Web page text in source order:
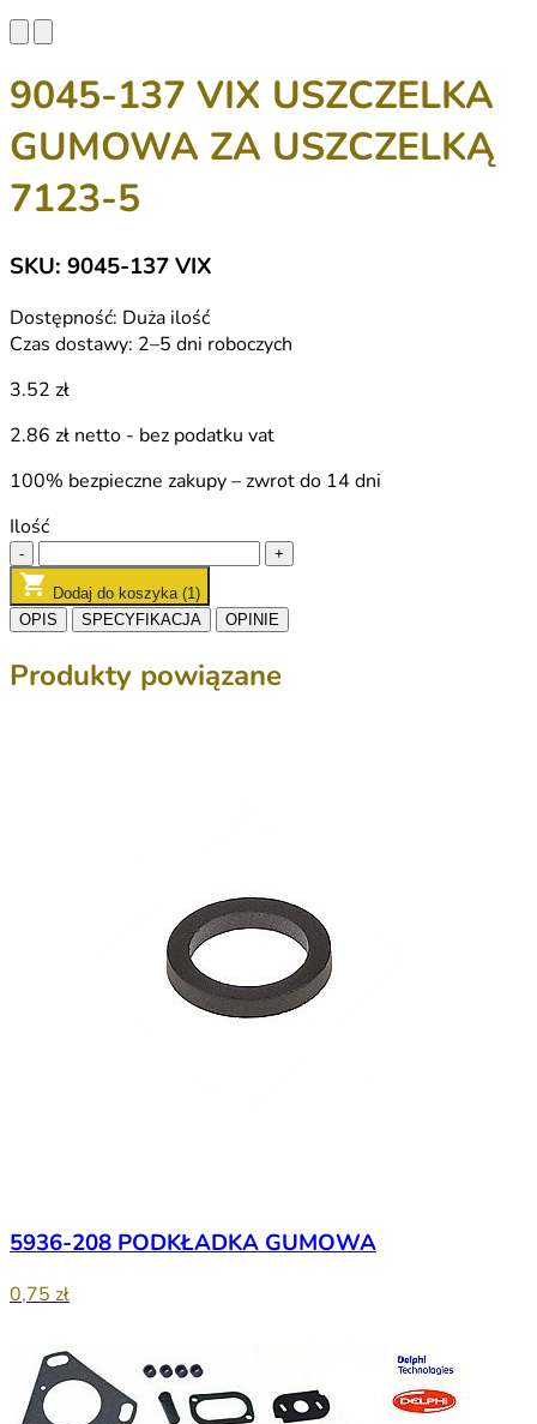
9045-137 VIX USZCZELKA
GUMOWA ZA USZCZELKĄ
7123-5
SKU: 9045-137 VIX
Dostępność: Duża ilość
Czas dostawy: 2–5 dni roboczych
3.52 zł
2.86 zł netto - bez podatku vat
100% bezpieczne zakupy – zwrot do 14 dni
Ilość
- +
Dodaj do koszyka (1)
OPIS
SPECYFIKACJA OPINIE
Produkty powiązane
5936-208 PODKŁADKA GUMOWA
0,75 zł